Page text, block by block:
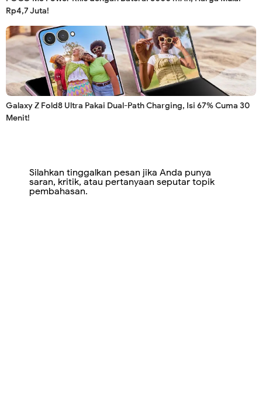
Rp4,7 Juta!
Galaxy Z Fold8 Ultra Pakai Dual-Path Charging, Isi 67% Cuma 30
Menit!
Silahkan tinggalkan pesan jika Anda punya
saran, kritik, atau pertanyaan seputar topik
pembahasan.